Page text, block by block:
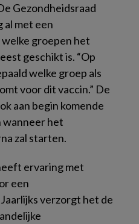
Gezondheidsraad
al met een
groepen het
geschikt is. “Op
welke groep als
voor dit vaccin.” De
aan begin komende
wanneer het
zal starten.
ervaring met
een
verzorgt het de